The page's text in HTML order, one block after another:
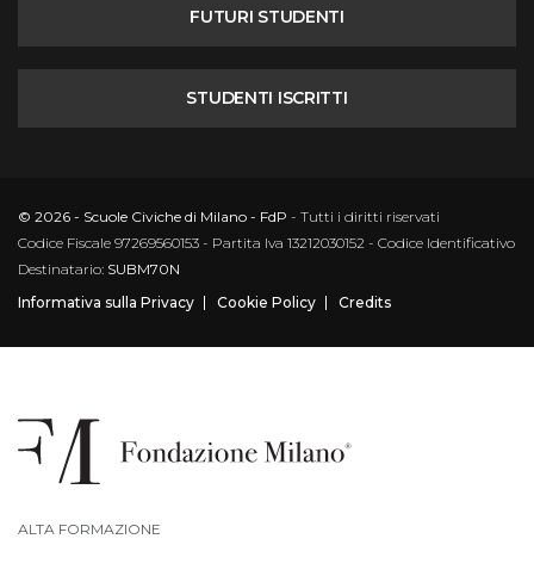
FUTURI STUDENTI
STUDENTI ISCRITTI
© 2026 - Scuole Civiche di Milano - FdP - Tutti i diritti riservati
Codice Fiscale 97269560153 - Partita Iva 13212030152 - Codice Identificativo
Destinatario: SUBM70N
Informativa sulla Privacy
Cookie Policy Credits
ALTA FORMAZIONE